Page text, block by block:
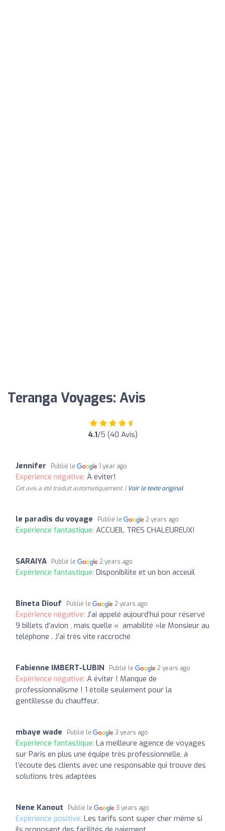
Teranga Voyages: Avis
4.1/5 (40 Avis)
Jennifer Publié le 1 year ago
Expérience négative: À éviter!
Cet avis a été traduit automatiquement. | Voir le texte original
le paradis du voyage Publié le 2 years ago
Expérience fantastique: ACCUEIL TRES CHALEUREUX!
SARAIYA Publié le 2 years ago
Expérience fantastique: Disponibilite et un bon acceuil
Bineta Diouf Publié le 2 years ago
Expérience négative: J’ai appelé aujourd’hui pour réservé
9 billets d’avion , mais quelle « amabilité »le Monsieur au
téléphone . J’ai très vite raccroché
Fabienne IMBERT-LUBIN Publié le 2 years ago
Expérience négative: A éviter ! Manque de
professionnalisme ! 1 étoile seulement pour la
gentillesse du chauffeur.
mbaye wade Publié le 3 years ago
Expérience fantastique: La meilleure agence de voyages
sur Paris en plus une équipe très professionnelle, à
l’écoute des clients avec une responsable qui trouve des
solutions très adaptées
Nene Kanout Publié le 3 years ago
Expérience positive: Les tarifs sont super cher même si